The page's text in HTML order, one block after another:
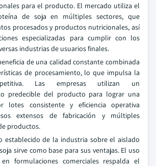
para el producto. El mercado utiliza el
de soja en múltiples sectores, que
procesados y productos nutricionales, así
especializadas para cumplir con los
industrias de usuarios finales.
de una calidad constante combinada
de procesamiento, lo que impulsa la
Las empresas utilizan un
predecible del producto para lograr una
lotes consistente y eficiencia operativa
extensos de fabricación y múltiples
productos.
establecido de la industria sobre el aislado
sirve como base para sus ventajas. El uso
formulaciones comerciales respalda el